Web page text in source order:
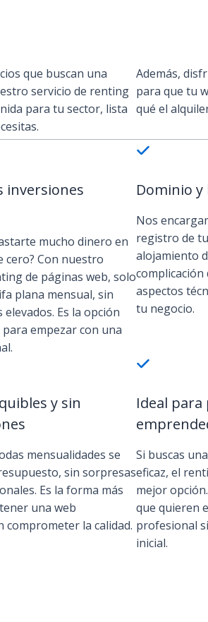
que buscan una
servicio de renting
para tu sector, lista
Además,
para que tu
qué el
inversiones
mucho dinero en
cero? Con nuestro
de páginas web, solo
plana mensual, sin
elevados. Es la opción
empezar con una
Dominio
Nos
registro de
alojamiento
aspectos
tu negocio.
y sin
mensualidades se
sin sorpresas
Es la forma más
una web
comprometer la calidad.
Ideal para
Si buscas
eficaz, el
mejor
que quieren
profesional
inicial.